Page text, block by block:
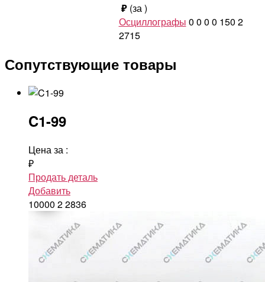
₽ (за)
Осциллографы 0 0 0 0 150 2
2715
Сопутствующие товары
C1-99
Цена за :
₽
Продать деталь
Добавить
10000 22836